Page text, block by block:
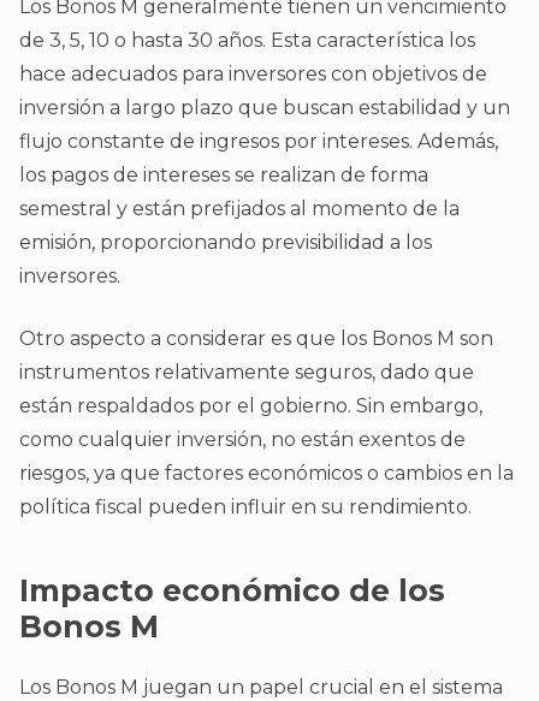
Los Bonos M generalmente tienen un vencimiento
de 3, 5, 10 o hasta 30 años. Esta característica los
hace adecuados para inversores con objetivos de
inversión a largo plazo que buscan estabilidad y un
flujo constante de ingresos por intereses. Además,
los pagos de intereses se realizan de forma
semestral y están prefijados al momento de la
emisión, proporcionando previsibilidad a los
inversores.
Otro aspecto a considerar es que los Bonos M son
instrumentos relativamente seguros, dado que
están respaldados por el gobierno. Sin embargo,
como cualquier inversión, no están exentos de
riesgos, ya que factores económicos o cambios en la
política fiscal pueden influir en su rendimiento.
Impacto económico de los
Bonos M
Los Bonos M juegan un papel crucial en el sistema